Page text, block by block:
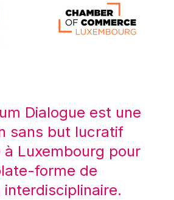
Quinn
Dialogue est une
sans but lucratif
Luxembourg pour
forme de
interdisciplinaire.